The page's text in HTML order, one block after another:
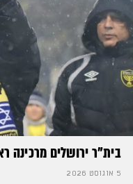
בית"ר ירושלים מרכינה
5 אוגוסט 2026